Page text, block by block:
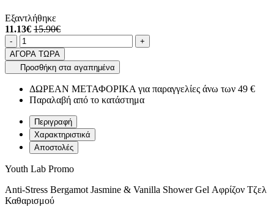
Εξαντλήθηκε
11.13€ 15.90€
Ποσότητα
-product.increase.quantity +
ΑΓΟΡΑ ΤΩΡΑ
Προσθήκη στα αγαπημένα
ΔΩΡΕΑΝ ΜΕΤΑΦΟΡΙΚΑ για παραγγελίες άνω των 49 €
Παραλαβή από το κατάστημα
Περιγραφή
Χαρακτηριστικά
Αποστολές
Youth Lab Promo
Anti-Stress Bergamot Jasmine & Vanilla Shower Gel Αφρίζον Τζελ
Καθαρισμού